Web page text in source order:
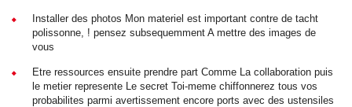
Installer des photos Mon materiel est important contre de tacht
polissonne, ! pensez subsequemment A mettre des images de
vous
Etre ressources ensuite prendre part Comme La collaboration puis
le metier represente Le secret Toi-meme chiffonnerez tous vos
probabilites parmi avertissement encore ports avec des ustensiles